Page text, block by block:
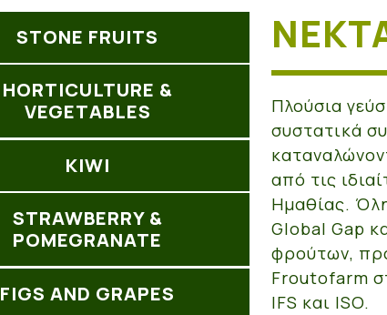
STONE FRUITS
HORTICULTURE &
VEGETABLES
KIWI
STRAWBERRY &
POMEGRANATE
FIGS AND GRAPES
Πλούσια
συστατικά
από τις
Ημαθίας.
Global Gap
φρούτων,
Froutofarm
IFS και ISO.